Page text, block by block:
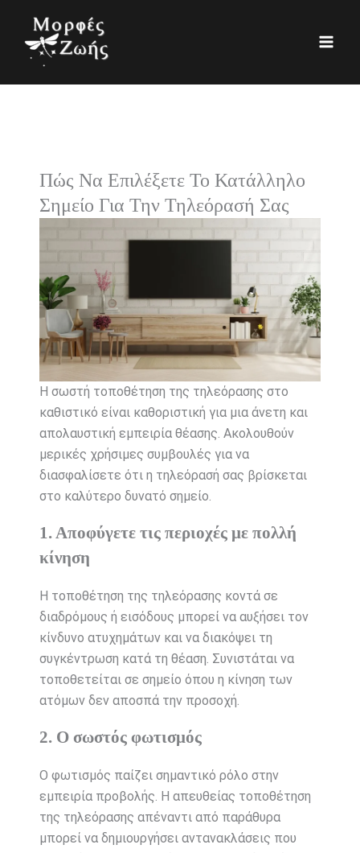
περιεχόμενο
Πώς Να Επιλέξετε Το Κατάλληλο
Σημείο Για Την Τηλεόρασή Σας
Η σωστή τοποθέτηση της τηλεόρασης στο
καθιστικό είναι καθοριστική για μια άνετη και
απολαυστική εμπειρία θέασης. Ακολουθούν
μερικές χρήσιμες συμβουλές για να
διασφαλίσετε ότι η τηλεόρασή σας βρίσκεται
στο καλύτερο δυνατό σημείο.
1. Αποφύγετε τις περιοχές με πολλή
κίνηση
Η τοποθέτηση της τηλεόρασης κοντά σε
διαδρόμους ή εισόδους μπορεί να αυξήσει τον
κίνδυνο ατυχημάτων και να διακόψει τη
συγκέντρωση κατά τη θέαση. Συνιστάται να
τοποθετείται σε σημείο όπου η κίνηση των
ατόμων δεν αποσπά την προσοχή.
2. Ο σωστός φωτισμός
Ο φωτισμός παίζει σημαντικό ρόλο στην
εμπειρία προβολής. Η απευθείας τοποθέτηση
της τηλεόρασης απέναντι από παράθυρα
μπορεί να δημιουργήσει αντανακλάσεις που
α
η
σ
ο